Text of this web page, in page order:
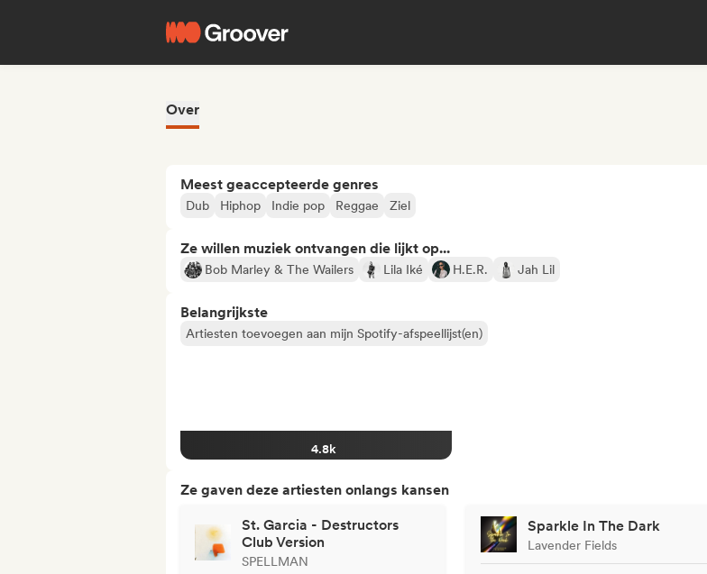
Over
Meest geaccepteerde genres
Dub Hiphop Indie pop Reggae Ziel
Ze willen muziek ontvangen die lijkt op...
Bob Marley & The Wailers Lila Iké H.E.R. Jah Lil
Belangrijkste
Artiesten toevoegen aan mijn Spotify-afspeellijst(en)
4.8k
Ze gaven deze artiesten onlangs kansen
St. Garcia - Destructors
Club Version
SPELLMAN
Sparkle In The Dark
Lavender Fields